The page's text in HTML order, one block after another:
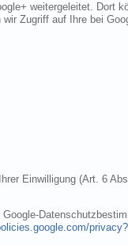
weitergeleitet. Dort
Zugriff auf Ihre bei
Einwilligung (Art. 6